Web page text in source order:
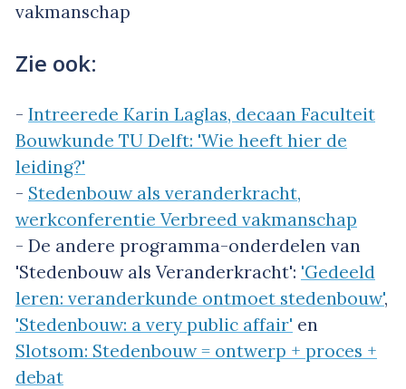
vakmanschap
Zie ook:
- Intreerede Karin Laglas, decaan Faculteit
Bouwkunde TU Delft: 'Wie heeft hier de
leiding?'
- Stedenbouw als veranderkracht,
werkconferentie Verbreed vakmanschap
- De andere programma-onderdelen van
'Stedenbouw als Veranderkracht': 'Gedeeld
leren: veranderkunde ontmoet stedenbouw',
'Stedenbouw: a very public affair' en
Slotsom: Stedenbouw = ontwerp + proces +
debat